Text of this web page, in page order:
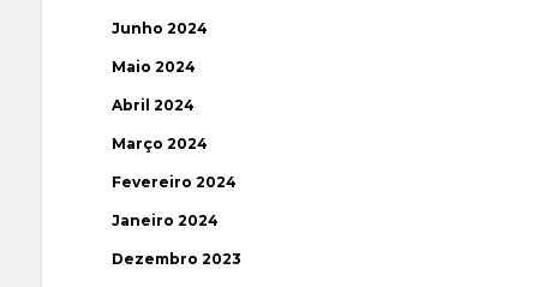
Junho 2024
Maio 2024
Abril 2024
Março 2024
Fevereiro 2024
Janeiro 2024
Dezembro 2023